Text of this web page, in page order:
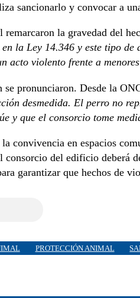
sancionarlo y convocar a
remarcaron la gravedad del
la Ley 14.346 y este tipo de
acto violento frente a
se pronunciaron. Desde la
desmedida. El perro no
y que el consorcio tome
convivencia en espacios
consorcio del edificio deberá
garantizar que hechos de
PROTECCIÓN ANIMAL